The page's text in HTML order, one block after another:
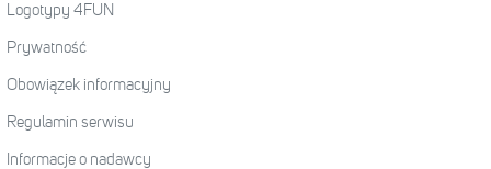
Logotypy 4FUN
Prywatność
Obowiązek informacyjny
Regulamin serwisu
Informacje o nadawcy